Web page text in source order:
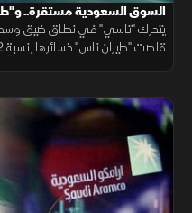
السوق السعودية مستقرة..
يتحرك "تاسي" في نطاق ضيق وسط